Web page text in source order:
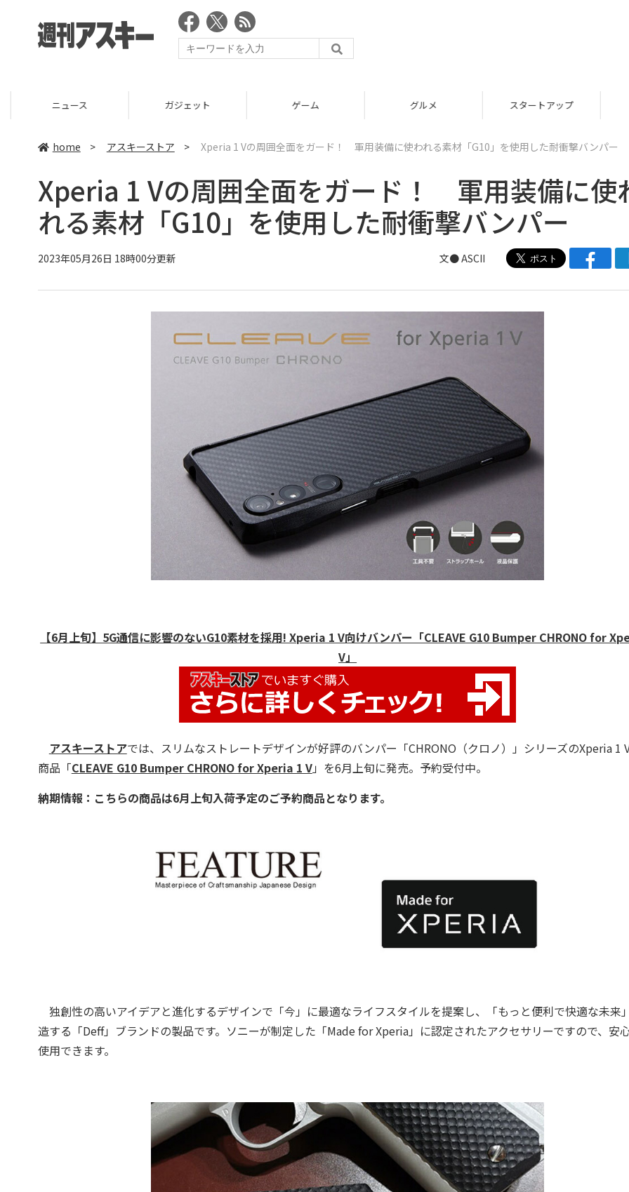
ニュース ガジェット ゲーム グルメ スタートアップ
home > アスキーストア > Xperia 1 Vの周囲全面をガード！ 軍用装備に使われる素材「G10」を使用した耐衝撃バンパー
Xperia 1 Vの周囲全面をガード！ 軍用装備に使
れる素材「G10」を使用した耐衝撃バンパー
2023年05月26日 18時00分更新 文● ASCII
【6月上旬】5G通信に影響のないG10素材を採用! Xperia 1 V向けバンパー「CLEAVE G10 Bumper CHRONO for
V」
アスキーストアでは、スリムなストレートデザインが好評のバンパー「CHRONO（クロノ）」シリーズのXperia 1
商品「CLEAVE G10 Bumper CHRONO for Xperia 1 V」を6月上旬に発売。予約受付中。
納期情報：こちらの商品は6月上旬入荷予定のご予約商品となります。
独創性の高いアイデアと進化するデザインで「今」に最適なライフスタイルを提案し、「もっと便利で快適な未来
造する「Deff」ブランドの製品です。ソニーが制定した「Made for Xperia」に認定されたアクセサリーですので、安
使用できます。